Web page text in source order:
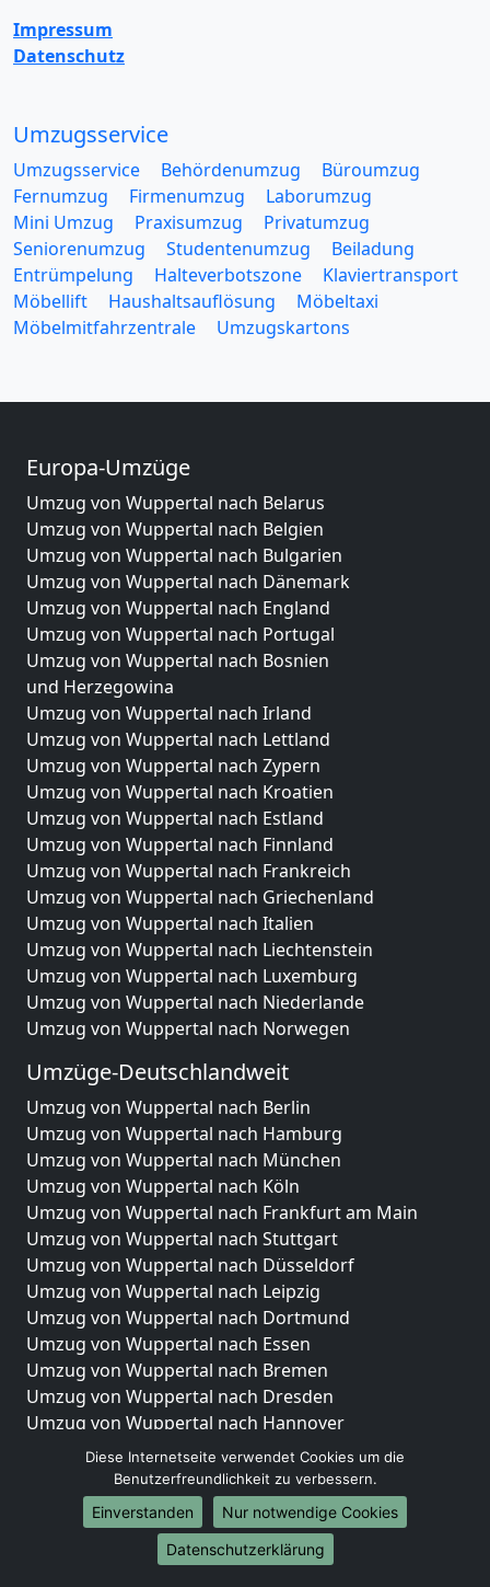
Impressum
Datenschutz
Umzugsservice
Umzugsservice Behördenumzug
Büroumzug
Fernumzug
Firmenumzug
Laborumzug
Mini Umzug
Praxisumzug
Privatumzug
Seniorenumzug
Studentenumzug
Beiladung
Entrümpelung
Halteverbotszone
Klaviertransport
Möbellift
Haushaltsauflösung
Möbeltaxi
Möbelmitfahrzentrale
Umzugskartons
Europa-Umzüge
Umzug von Wuppertal nach Belarus
Umzug von Wuppertal nach Belgien
Umzug von Wuppertal nach Bulgarien
Umzug von Wuppertal nach Dänemark
Umzug von Wuppertal nach England
Umzug von Wuppertal nach Portugal
Umzug von Wuppertal nach Bosnien
und Herzegowina
Umzug von Wuppertal nach Irland
Umzug von Wuppertal nach Lettland
Umzug von Wuppertal nach Zypern
Umzug von Wuppertal nach Kroatien
Umzug von Wuppertal nach Estland
Umzug von Wuppertal nach Finnland
Umzug von Wuppertal nach Frankreich
Umzug von Wuppertal nach Griechenland
Umzug von Wuppertal nach Italien
Umzug von Wuppertal nach Liechtenstein
Umzug von Wuppertal nach Luxemburg
Umzug von Wuppertal nach Niederlande
Umzug von Wuppertal nach Norwegen
Umzüge-Deutschlandweit
Umzug von Wuppertal nach Berlin
Umzug von Wuppertal nach Hamburg
Umzug von Wuppertal nach München
Umzug von Wuppertal nach Köln
Umzug von Wuppertal nach Frankfurt am Main
Umzug von Wuppertal nach Stuttgart
Umzug von Wuppertal nach Düsseldorf
Umzug von Wuppertal nach Leipzig
Umzug von Wuppertal nach Dortmund
Umzug von Wuppertal nach Essen
Umzug von Wuppertal nach Bremen
Umzug von Wuppertal nach Dresden
Umzug von Wuppertal nach Hannover
Umzug von Wuppertal nach Nürnberg
Umzug von Wuppertal nach Duisburg
Umzug von Wuppertal nach Bochum
Umzug von Wuppertal nach Wuppertal
Umzug von Wuppertal nach Bielefeld
Diese Internetseite verwendet Cookies um die
Benutzerfreundlichkeit zu verbessern.
Einverstanden
Nur notwendige Cookies
Datenschutzerklärung